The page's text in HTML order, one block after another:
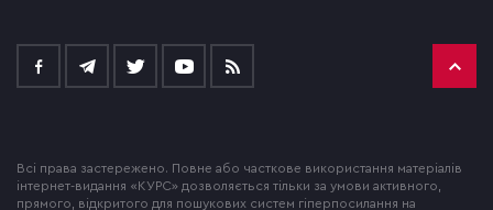
Всі права застережено. Повне або часткове використання матеріалів
інтернет-видання «КУРС» дозволяється тільки за умови активного,
прямого, відкритого для пошукових систем гіперпосилання на